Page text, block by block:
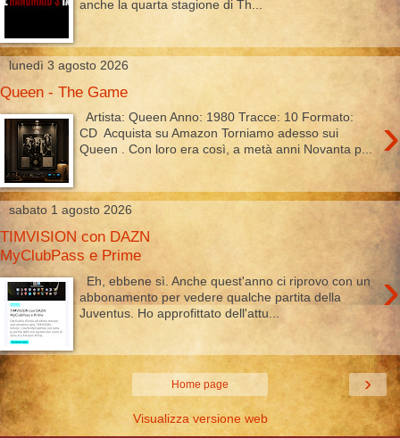
anche la quarta stagione di Th...
lunedì 3 agosto 2026
Queen - The Game
›
Artista: Queen Anno: 1980 Tracce: 10 Formato:
CD Acquista su Amazon Torniamo adesso sui
Queen . Con loro era così, a metà anni Novanta p...
sabato 1 agosto 2026
TIMVISION con DAZN
MyClubPass e Prime
›
Eh, ebbene sì. Anche quest'anno ci riprovo con un
abbonamento per vedere qualche partita della
Juventus. Ho approfittato dell'attu...
›
Home page
Visualizza versione web